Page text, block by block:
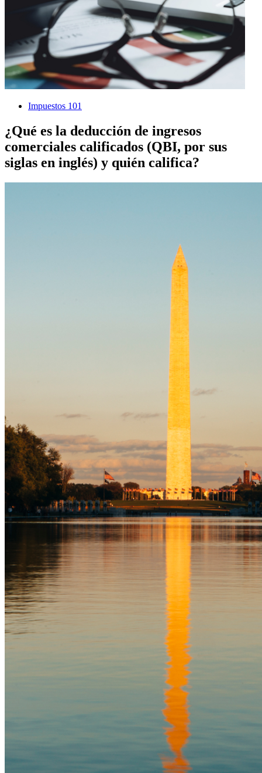
Impuestos 101
¿Qué es la deducción de ingresos
comerciales calificados (QBI, por sus
siglas en inglés) y quién califica?